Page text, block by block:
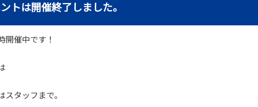
トは開催終了しました。
開催中です！
スタッフまで。